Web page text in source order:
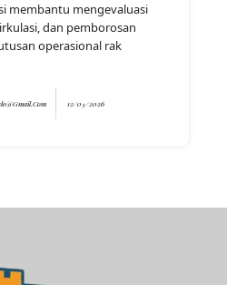
membantu mengevaluasi
dan pemborosan
operasional rak
12/05/2026